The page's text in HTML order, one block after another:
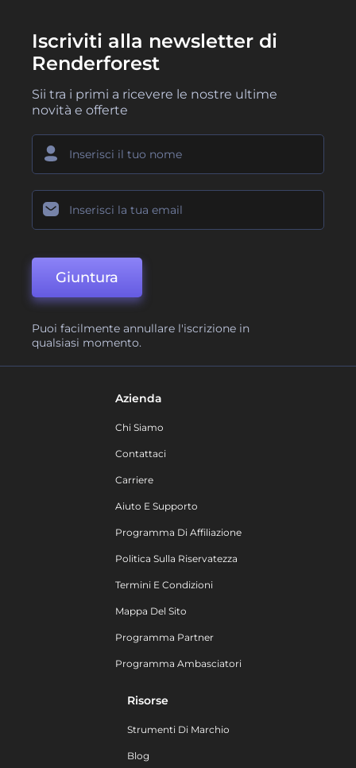
Iscriviti alla newsletter di
Renderforest
Sii tra i primi a ricevere le nostre ultime
novità e offerte
Giuntura
Puoi facilmente annullare l'iscrizione in
qualsiasi momento.
Azienda
Chi Siamo
Contattaci
Carriere
Aiuto E Supporto
Programma Di Affiliazione
Politica Sulla Riservatezza
Termini E Condizioni
Mappa Del Sito
Programma Partner
Programma Ambasciatori
Risorse
Strumenti Di Marchio
Blog